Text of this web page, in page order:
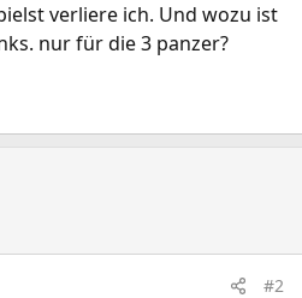
verliere ich. Und wozu ist
nur für die 3 panzer?
#2